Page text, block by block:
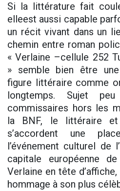
Si la littérature fait
elleest aussi capable
un récit vivant dans un
chemin entre roman
« Verlaine –cellule 252
» semble bien être
figure littéraire comme
longtemps. Sujet
commissaires hors les
la BNF, le littéraire
s’accordent une
l’événement culturel de
capitale européenne
Verlaine en tête
hommage à son plus